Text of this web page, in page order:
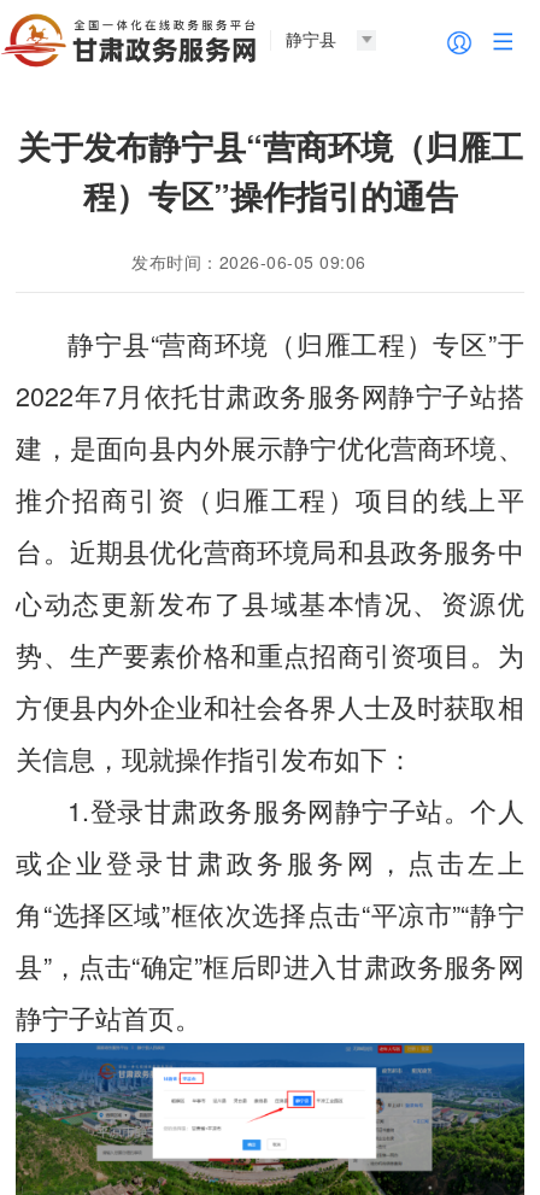
静宁县
关于发布静宁县“营商环境（归雁工
程）专区”操作指引的通告
发布时间：2026-06-05 09:06
静宁县“营商环境（归雁工程）专区”于
2022年7月依托甘肃政务服务网静宁子站搭
建，是面向县内外展示静宁优化营商环境、
推介招商引资（归雁工程）项目的线上平
台。近期县优化营商环境局和县政务服务中
心动态更新发布了县域基本情况、资源优
势、生产要素价格和重点招商引资项目。为
方便县内外企业和社会各界人士及时获取相
关信息，现就操作指引发布如下：
1.登录甘肃政务服务网静宁子站。个人
或企业登录甘肃政务服务网，点击左上
角“选择区域”框依次选择点击“平凉市”“静宁
县”，点击“确定”框后即进入甘肃政务服务网
静宁子站首页。